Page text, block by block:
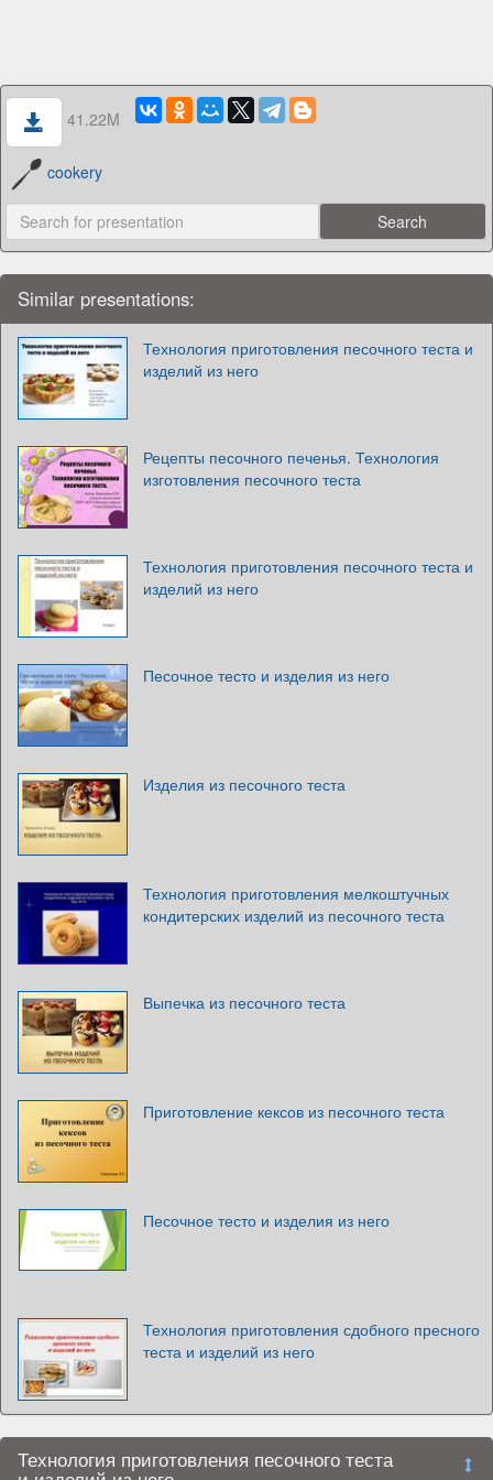
41.22M
cookery
Similar presentations:
Технология приготовления песочного теста и
изделий из него
Рецепты песочного печенья. Технология
изготовления песочного теста
Технология приготовления песочного теста и
изделий из него
Песочное тесто и изделия из него
Изделия из песочного теста
Технология приготовления мелкоштучных
кондитерских изделий из песочного теста
Выпечка из песочного теста
Приготовление кексов из песочного теста
Песочное тесто и изделия из него
Технология приготовления сдобного пресного
теста и изделий из него
Технология приготовления песочного теста